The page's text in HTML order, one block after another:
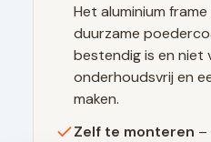
Het aluminium
duurzame
bestendig is en niet
onderhoudsvrij en
maken.
Zelf te monteren –